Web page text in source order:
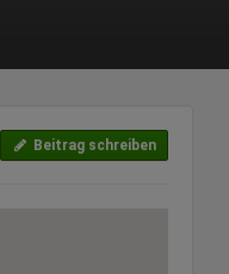
Beitrag schreiben